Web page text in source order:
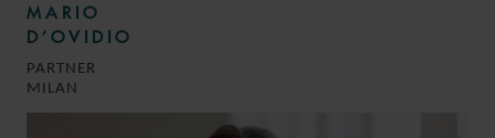
MARIO
D’OVIDIO
PARTNER
MILAN